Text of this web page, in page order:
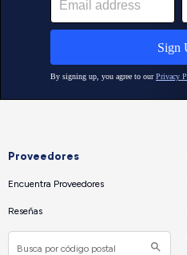
Proveedores
Encuentra Proveedores
Reseñas